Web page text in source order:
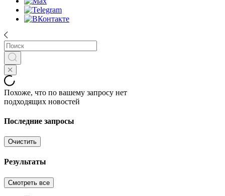
Похоже, что по вашему запросу нет
подходящих новостей
Последние запросы
Очистить
Результаты
Смотреть все